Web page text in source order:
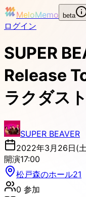
MeloMemo beta
ログイン
SUPER
Release
ラクダス
SUPER BEAVER
2022年3月26日(
開演17:00
松戸森のホール21
0 参加